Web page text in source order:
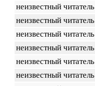
неизвестный читатель
неизвестный читатель
неизвестный читатель
неизвестный читатель
неизвестный читатель
неизвестный читатель